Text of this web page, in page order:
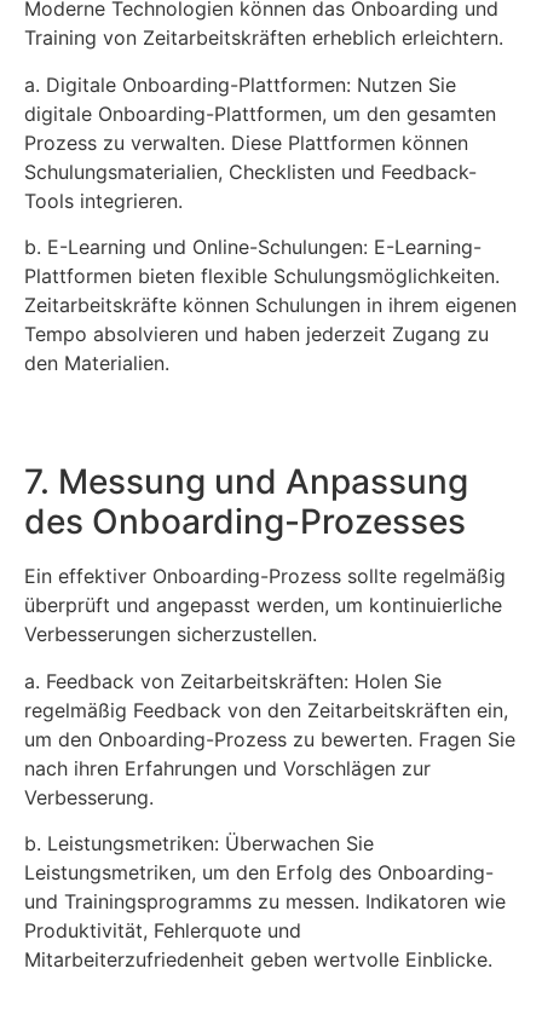
Moderne Technologien können das Onboarding und
Training von Zeitarbeitskräften erheblich erleichtern.
a. Digitale Onboarding-Plattformen: Nutzen Sie
digitale Onboarding-Plattformen, um den gesamten
Prozess zu verwalten. Diese Plattformen können
Schulungsmaterialien, Checklisten und Feedback-
Tools integrieren.
b. E-Learning und Online-Schulungen: E-Learning-
Plattformen bieten flexible Schulungsmöglichkeiten.
Zeitarbeitskräfte können Schulungen in ihrem eigenen
Tempo absolvieren und haben jederzeit Zugang zu
den Materialien.
7. Messung und Anpassung
des Onboarding-Prozesses
Ein effektiver Onboarding-Prozess sollte regelmäßig
überprüft und angepasst werden, um kontinuierliche
Verbesserungen sicherzustellen.
a. Feedback von Zeitarbeitskräften: Holen Sie
regelmäßig Feedback von den Zeitarbeitskräften ein,
um den Onboarding-Prozess zu bewerten. Fragen Sie
nach ihren Erfahrungen und Vorschlägen zur
Verbesserung.
b. Leistungsmetriken: Überwachen Sie
Leistungsmetriken, um den Erfolg des Onboarding-
und Trainingsprogramms zu messen. Indikatoren wie
Produktivität, Fehlerquote und
Mitarbeiterzufriedenheit geben wertvolle Einblicke.